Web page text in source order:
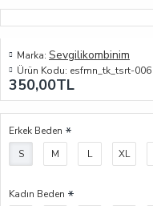
350,00TL
Marka: Sevgilikombinim
Ürün Kodu: esfmn_tk_tsrt-006
Erkek Beden
S
M L XL
Kadın Beden